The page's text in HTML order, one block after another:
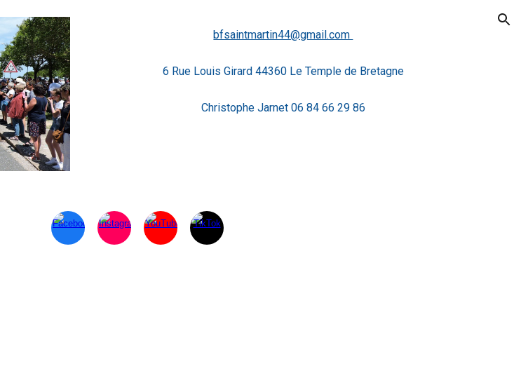
bfsaintmartin44@gmail.com
6 Rue Louis Girard 44360 Le Temple de Bretagne
Christophe Jarnet 06 84 66 29 86